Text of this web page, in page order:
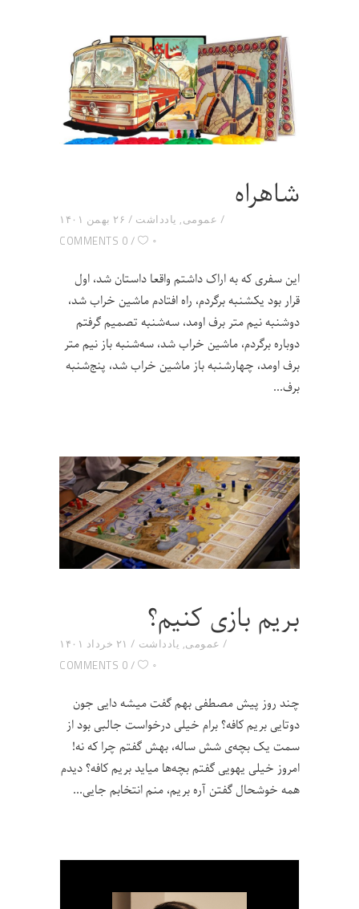
شاهراه
۲۶ بهمن ۱۴۰۱ عمومی, یادداشت
0 COMMENTS
۰
این سفری که به اراک داشتم واقعا داستان شد، اول
قرار بود یکشنبه برگردم، راه افتادم ماشین خراب شد،
دوشنبه نیم متر برف اومد، سه‌شنبه تصمیم گرفتم
دوباره برگردم، ماشین خراب شد، سه‌شنبه باز نیم متر
برف اومد، چهارشنبه باز ماشین خراب شد، پنج‌شنبه
برف
بریم بازی کنیم؟
۲۱ خرداد ۱۴۰۱ عمومی, یادداشت
0 COMMENTS
۰
چند روز پیش مصطفی بهم گفت میشه دایی جون
دوتایی بریم کافه؟ برام خیلی درخواست جالبی بود از
سمت یک بچه‌ی شش ساله، بهش گفتم چرا که نه!
امروز خیلی یهویی گفتم بچه‌ها میاید بریم کافه؟ دیدم
همه خوشحال گفتن آره بریم، منم انتخابم جایی